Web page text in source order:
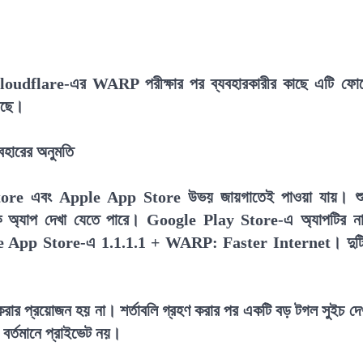
এর WARP পরীক্ষার পর ব্যবহারকারীর কাছে এটি
অনুমতি
এবং Apple App Store উভয় জায়গাতেই পাওয়া যায়।
অ্যাপ দেখা যেতে পারে। Google Play Store-এ অ্যাপটির
Store-এ 1.1.1.1 + WARP: Faster Internet।
প্রয়োজন হয় না। শর্তাবলি গ্রহণ করার পর একটি বড় টগল সুইচ
প্রাইভেট নয়।